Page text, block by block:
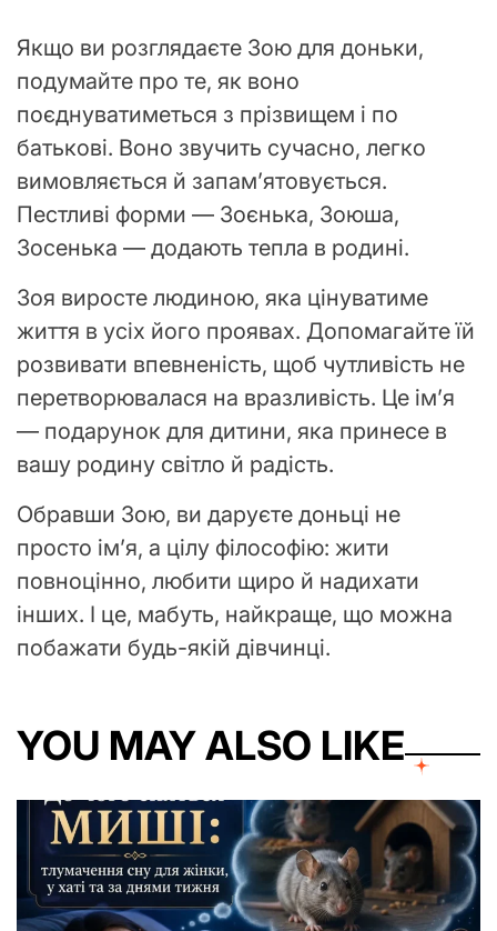
Якщо ви розглядаєте Зою для доньки,
подумайте про те, як воно
поєднуватиметься з прізвищем і по
батькові. Воно звучить сучасно, легко
вимовляється й запам’ятовується.
Пестливі форми — Зоєнька, Зоюша,
Зосенька — додають тепла в родині.
Зоя виросте людиною, яка цінуватиме
життя в усіх його проявах. Допомагайте їй
розвивати впевненість, щоб чутливість не
перетворювалася на вразливість. Це ім’я
— подарунок для дитини, яка принесе в
вашу родину світло й радість.
Обравши Зою, ви даруєте доньці не
просто ім’я, а цілу філософію: жити
повноцінно, любити щиро й надихати
інших. І це, мабуть, найкраще, що можна
побажати будь-якій дівчинці.
YOU MAY ALSO LIKE